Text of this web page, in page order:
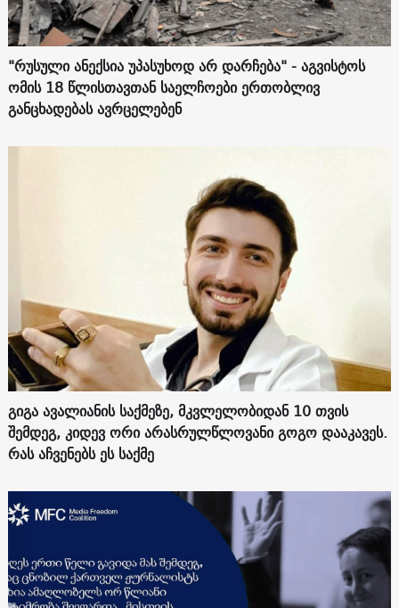
"რუსული ანექსია უპასუხოდ არ დარჩება" - აგვისტოს
ომის 18 წლისთავთან საელჩოები ერთობლივ
განცხადებას ავრცელებენ
გიგა ავალიანის საქმეზე, მკვლელობიდან 10 თვის
შემდეგ, კიდევ ორი არასრულწლოვანი გოგო დააკავეს.
რას აჩვენებს ეს საქმე